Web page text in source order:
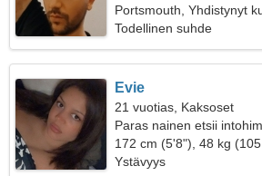
Portsmouth, Yhdistynyt
Todellinen suhde
Evie
21 vuotias, Kaksoset
Paras nainen etsii
172 cm (5'8"), 48 kg
Ystävyys